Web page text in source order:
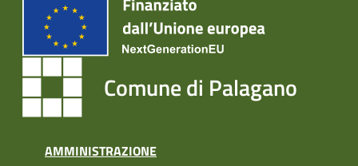
Comune di Palagano
AMMINISTRAZIONE